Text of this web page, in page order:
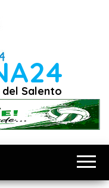
Salento